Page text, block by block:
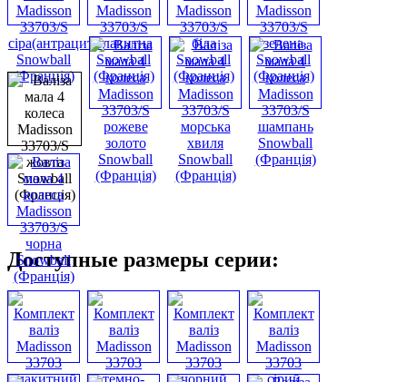
Доступные размеры серии: